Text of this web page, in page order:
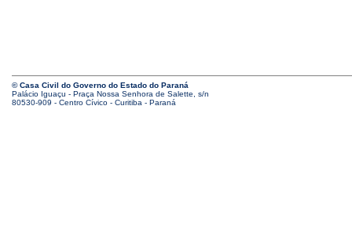
© Casa Civil do Governo do Estado do Paraná
Palácio Iguaçu - Praça Nossa Senhora de Salette, s/n
80530-909 - Centro Cívico - Curitiba - Paraná